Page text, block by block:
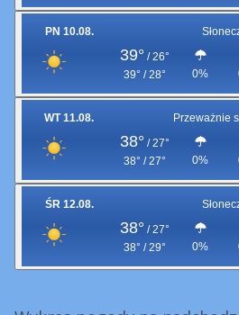
PN 10.08.
39° / 26°
39° / 28°
0%
WT 11.08. Przeważnie
38° / 27°
38° / 27°
0%
ŚR 12.08.
38° / 27°
38° / 29°
0%